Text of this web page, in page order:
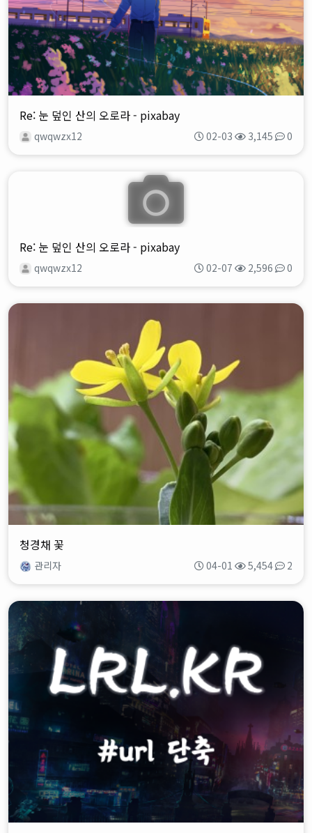
Re: 눈 덮인 산의 오로라 - pixabay
qwqwzx12 02-03 3,145 0
Re: 눈 덮인 산의 오로라 - pixabay
qwqwzx12 02-07 2,596 0
청경채 꽃
관리자 04-01 5,454 2